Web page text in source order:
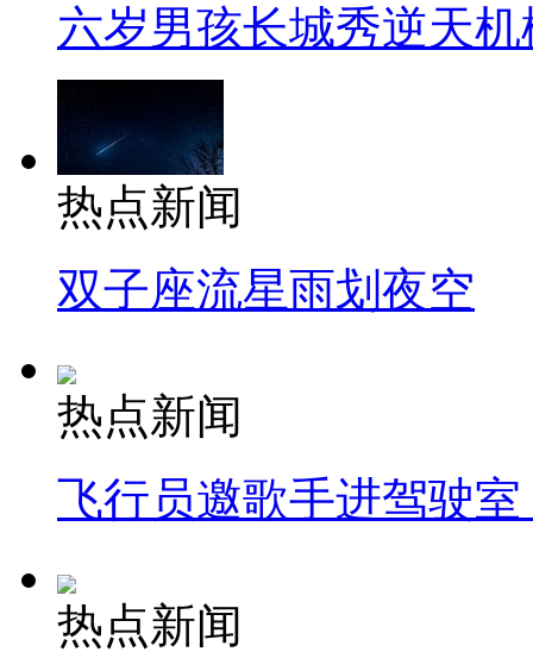
六岁男孩长城秀逆天机
热点新闻
双子座流星雨划夜空
热点新闻
飞行员邀歌手进驾驶
热点新闻